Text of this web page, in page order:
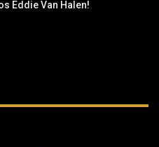
Eddie Van Halen!